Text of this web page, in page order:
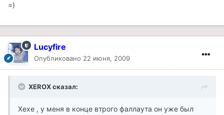
=)
Lucyfire
Опубликовано 22 июня, 2009
XEROX сказал:
Хехе , у меня в конце втрого фаллаута он уже был